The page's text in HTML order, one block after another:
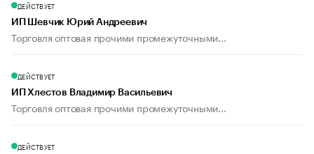
ДЕЙСТВУЕТ
ИП Шевчик Юрий Андреевич
Торговля оптовая прочими промежуточными...
ДЕЙСТВУЕТ
ИП Хлестов Владимир Васильевич
Торговля оптовая прочими промежуточными...
ДЕЙСТВУЕТ